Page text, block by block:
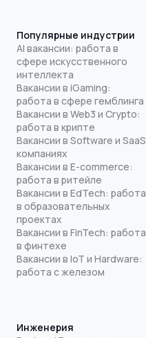
Популярные индустрии
AI вакансии: работа в
сфере искусственного
интеллекта
Вакансии в iGaming:
работа в сфере гемблинга
Вакансии в Web3 и Crypto:
работа в крипте
Вакансии в Software и SaaS
компаниях
Вакансии в E-commerce:
работа в ритейле
Вакансии в EdTech: работа
в образовательных
проектах
Вакансии в FinTech: работа
в финтехе
Вакансии в IoT и Hardware:
работа с железом
Инженерия